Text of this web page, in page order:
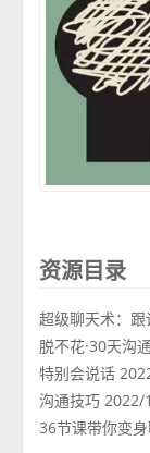
资源目录
超级聊天术：
脱不花·30天沟
特别会说话
沟通技巧
36节课带你变